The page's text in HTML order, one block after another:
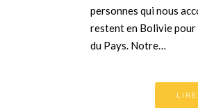
personnes qui nous
restent en Bolivie pour
du Pays. Notre…